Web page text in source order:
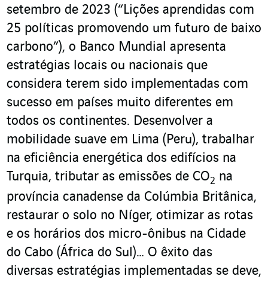
setembro de 2023 (“Lições aprendidas com
25 políticas promovendo um futuro de baixo
carbono”), o Banco Mundial apresenta
estratégias locais ou nacionais que
considera terem sido implementadas com
sucesso em países muito diferentes em
todos os continentes. Desenvolver a
mobilidade suave em Lima (Peru), trabalhar
na eficiência energética dos edifícios na
Turquia, tributar as emissões de CO2 na
província canadense da Colúmbia Britânica,
restaurar o solo no Níger, otimizar as rotas
e os horários dos micro-ônibus na Cidade
do Cabo (África do Sul)… O êxito das
diversas estratégias implementadas se deve,